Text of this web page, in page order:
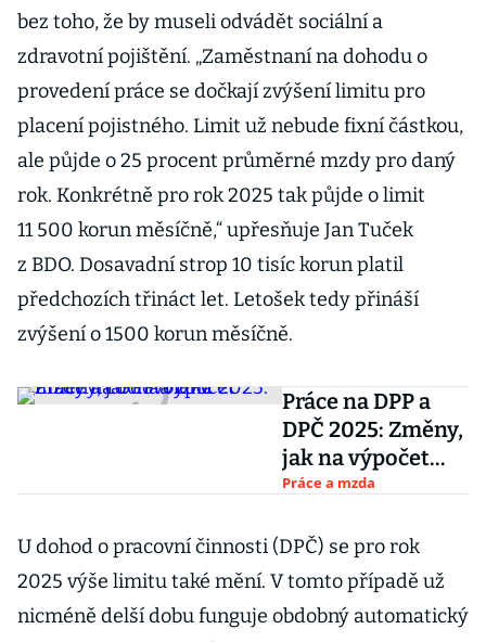
bez toho, že by museli odvádět sociální a
zdravotní pojištění. „Zaměstnaní na dohodu o
provedení práce se dočkají zvýšení limitu pro
placení pojistného. Limit už nebude fixní částkou,
ale půjde o 25 procent průměrné mzdy pro daný
rok. Konkrétně pro rok 2025 tak půjde o limit
11 500 korun měsíčně,“ upřesňuje Jan Tuček
z BDO. Dosavadní strop 10 tisíc korun platil
předchozích třináct let. Letošek tedy přináší
zvýšení o 1500 korun měsíčně.
Práce na DPP a
DPČ 2025: Změny,
jak na výpočet
mzdy a co
Práce a mzda
U dohod o pracovní činnosti (DPČ) se pro rok
2025 výše limitu také mění. V tomto případě už
nicméně delší dobu funguje obdobný automatický